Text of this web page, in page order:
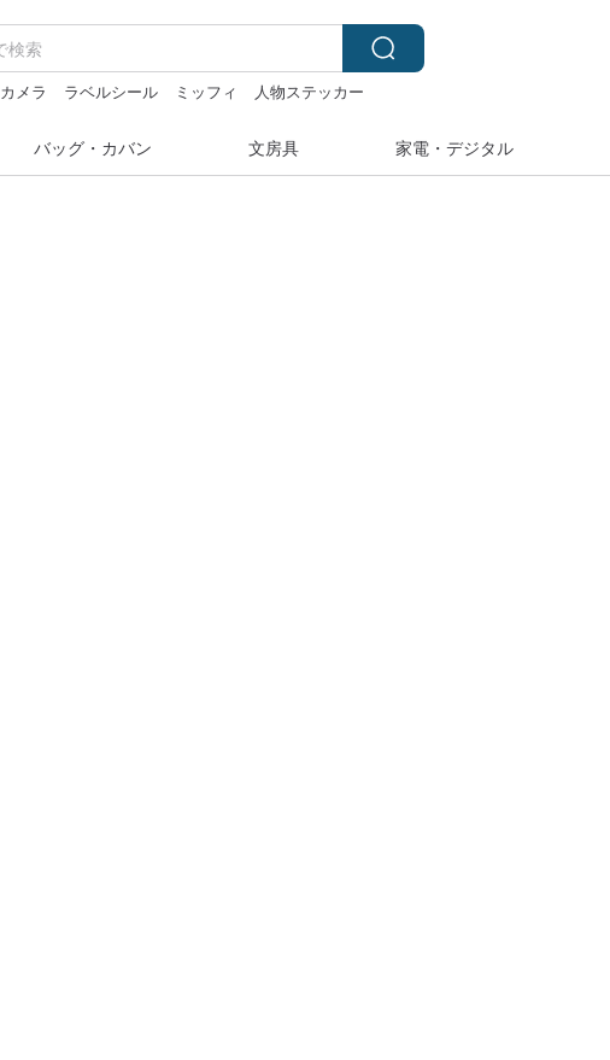
カメラ ラベルシール ミッフィ
人物ステッカー
バッグ・カバン 文房具 家電・デジタル